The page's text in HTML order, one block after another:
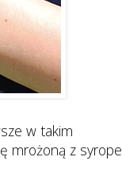
w takim
mrożoną z